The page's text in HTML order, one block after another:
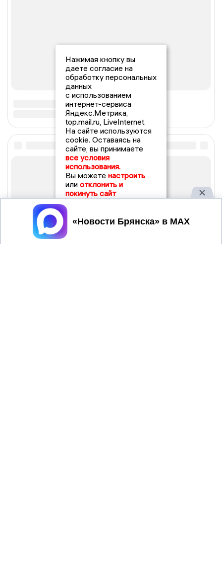
Нажимая кнопку вы
даете согласие на
обработку персональных
данных
с использованием
интернет-сервиса
Яндекс.Метрика,
top.mail.ru, LiveInternet.
На сайте используются
cookie. Оставаясь на
сайте, вы принимаете
все условия
использования.
Вы можете настроить
или отклонить и
покинуть сайт
Принять